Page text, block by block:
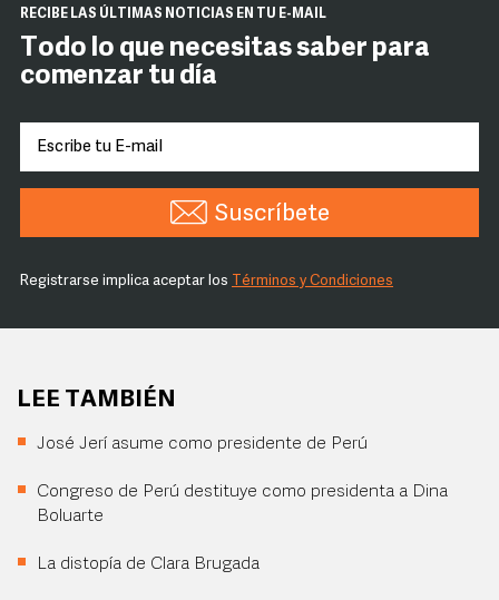
RECIBE LAS ÚLTIMAS NOTICIAS EN TU E-MAIL
Todo lo que necesitas saber para
comenzar tu día
Suscríbete
Registrarse implica aceptar los Términos y Condiciones
LEE TAMBIÉN
José Jerí asume como presidente de Perú
Congreso de Perú destituye como presidenta a Dina
Boluarte
La distopía de Clara Brugada